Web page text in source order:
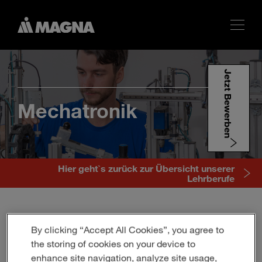
Jetzt Bewerben
Mechatronik
Hier geht`s zurück zur Übersicht unserer
Lehrberufe
Maschinen, Roboter und automatische Anlagen laufen
nicht einfach so – dafür braucht es Leute, die genau
wissen, wie Technik funktioniert. Mechatronik-Fachkräfte
By clicking “Accept All Cookies”, you agree to
the storing of cookies on your device to
enhance site navigation, analyze site usage,